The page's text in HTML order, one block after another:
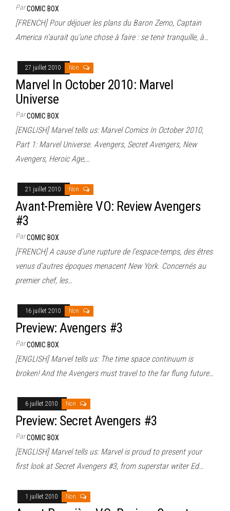
ParCOMIC BOX
[FRENCH] Pour déjouer les plans du Baron Zemo, Captain
America n’aurait qu’une chose à faire : se tenir tranquille, à…
27 juillet 2010 Non
Marvel In October 2010: Marvel
Universe
ParCOMIC BOX
[ENGLISH] Marvel tells us: Marvel Comics In October 2010,
Part 1: Marvel Universe. Avengers, Secret Avengers, New
Avengers, Heroic Age,…
21 juillet 2010 Non
Avant-Première VO: Review Avengers
#3
ParCOMIC BOX
[FRENCH] A cause d’une rupture de l’espace-temps, des êtres
venus d’autres époques menacent New York. Concernés au
premier chef, les…
16 juillet 2010 Non
Preview: Avengers #3
ParCOMIC BOX
[ENGLISH] Marvel tells us: The time space continuum is
broken! And the Avengers must travel to the far flung future…
6 juillet 2010 Non
Preview: Secret Avengers #3
ParCOMIC BOX
[ENGLISH] Marvel tells us: Marvel is proud to present your
first look at Secret Avengers #3, from superstar writer Ed…
1 juillet 2010 Non